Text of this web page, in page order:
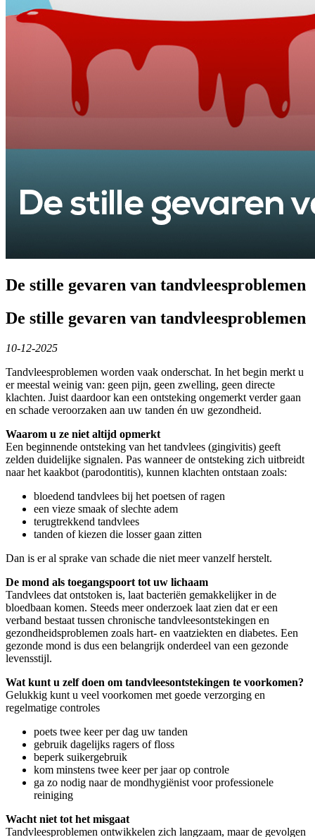
De stille gevaren van tandvleesproblemen
De stille gevaren van tandvleesproblemen
10-12-2025
Tandvleesproblemen worden vaak onderschat. In het begin merkt u
er meestal weinig van: geen pijn, geen zwelling, geen directe
klachten. Juist daardoor kan een ontsteking ongemerkt verder gaan
en schade veroorzaken aan uw tanden én uw gezondheid.
Waarom u ze niet altijd opmerkt
Een beginnende ontsteking van het tandvlees (gingivitis) geeft
zelden duidelijke signalen. Pas wanneer de ontsteking zich uitbreidt
naar het kaakbot (parodontitis), kunnen klachten ontstaan zoals:
bloedend tandvlees bij het poetsen of ragen
een vieze smaak of slechte adem
terugtrekkend tandvlees
tanden of kiezen die losser gaan zitten
Dan is er al sprake van schade die niet meer vanzelf herstelt.
De mond als toegangspoort tot uw lichaam
Tandvlees dat ontstoken is, laat bacteriën gemakkelijker in de
bloedbaan komen. Steeds meer onderzoek laat zien dat er een
verband bestaat tussen chronische tandvleesontstekingen en
gezondheidsproblemen zoals hart- en vaatziekten en diabetes. Een
gezonde mond is dus een belangrijk onderdeel van een gezonde
levensstijl.
Wat kunt u zelf doen om tandvleesontstekingen te voorkomen?
Gelukkig kunt u veel voorkomen met goede verzorging en
regelmatige controles
poets twee keer per dag uw tanden
gebruik dagelijks ragers of floss
beperk suikergebruik
kom minstens twee keer per jaar op controle
ga zo nodig naar de mondhygiënist voor professionele
reiniging
Wacht niet tot het misgaat
Tandvleesproblemen ontwikkelen zich langzaam, maar de gevolgen